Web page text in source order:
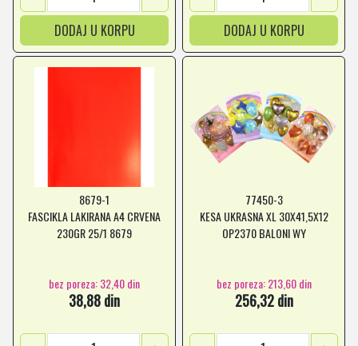
DODAJ U KORPU
DODAJ U KORPU
8679-1
FASCIKLA LAKIRANA A4 CRVENA
230GR 25/1 8679
bez poreza: 32,40 din
38,88 din
77450-3
KESA UKRASNA XL 30X41,5X12
OP2370 BALONI WY
bez poreza: 213,60 din
256,32 din